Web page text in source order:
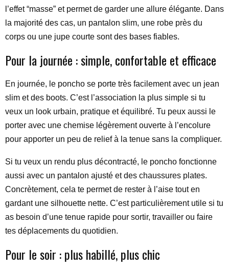
l’effet “masse” et permet de garder une allure élégante. Dans
la majorité des cas, un pantalon slim, une robe près du
corps ou une jupe courte sont des bases fiables.
Pour la journée : simple, confortable et efficace
En journée, le poncho se porte très facilement avec un jean
slim et des boots. C’est l’association la plus simple si tu
veux un look urbain, pratique et équilibré. Tu peux aussi le
porter avec une chemise légèrement ouverte à l’encolure
pour apporter un peu de relief à la tenue sans la compliquer.
Si tu veux un rendu plus décontracté, le poncho fonctionne
aussi avec un pantalon ajusté et des chaussures plates.
Concrètement, cela te permet de rester à l’aise tout en
gardant une silhouette nette. C’est particulièrement utile si tu
as besoin d’une tenue rapide pour sortir, travailler ou faire
tes déplacements du quotidien.
Pour le soir : plus habillé, plus chic